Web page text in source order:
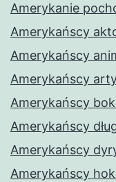
Amerykanie
Amerykańscy
Amerykańscy
Amerykańscy
Amerykańscy
Amerykańscy
Amerykańscy
Amerykańscy